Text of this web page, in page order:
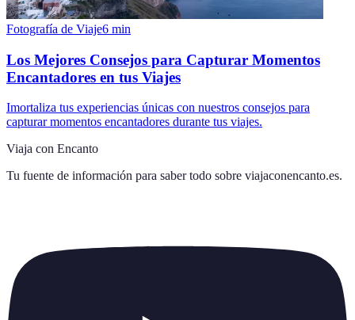
Fotografía de Viaje6 min
Los Mejores Consejos para Capturar Momentos
Encantadores en tus Viajes
Imortaliza tus experiencias únicas con nuestros consejos para
capturar momentos encantadores durante tus viajes.
Viaja con Encanto
Tu fuente de información para saber todo sobre viajaconencanto.es.